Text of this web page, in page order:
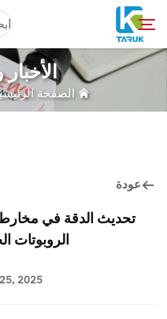
الصفحة
عودة
تحديث الدقة في
الروبوتات
2025